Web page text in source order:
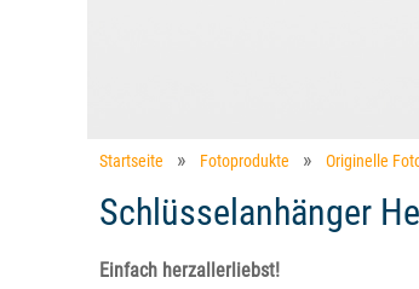
Startseite Fotoprodukte Originelle
Schlüsselanhänger
Einfach herzallerliebst!